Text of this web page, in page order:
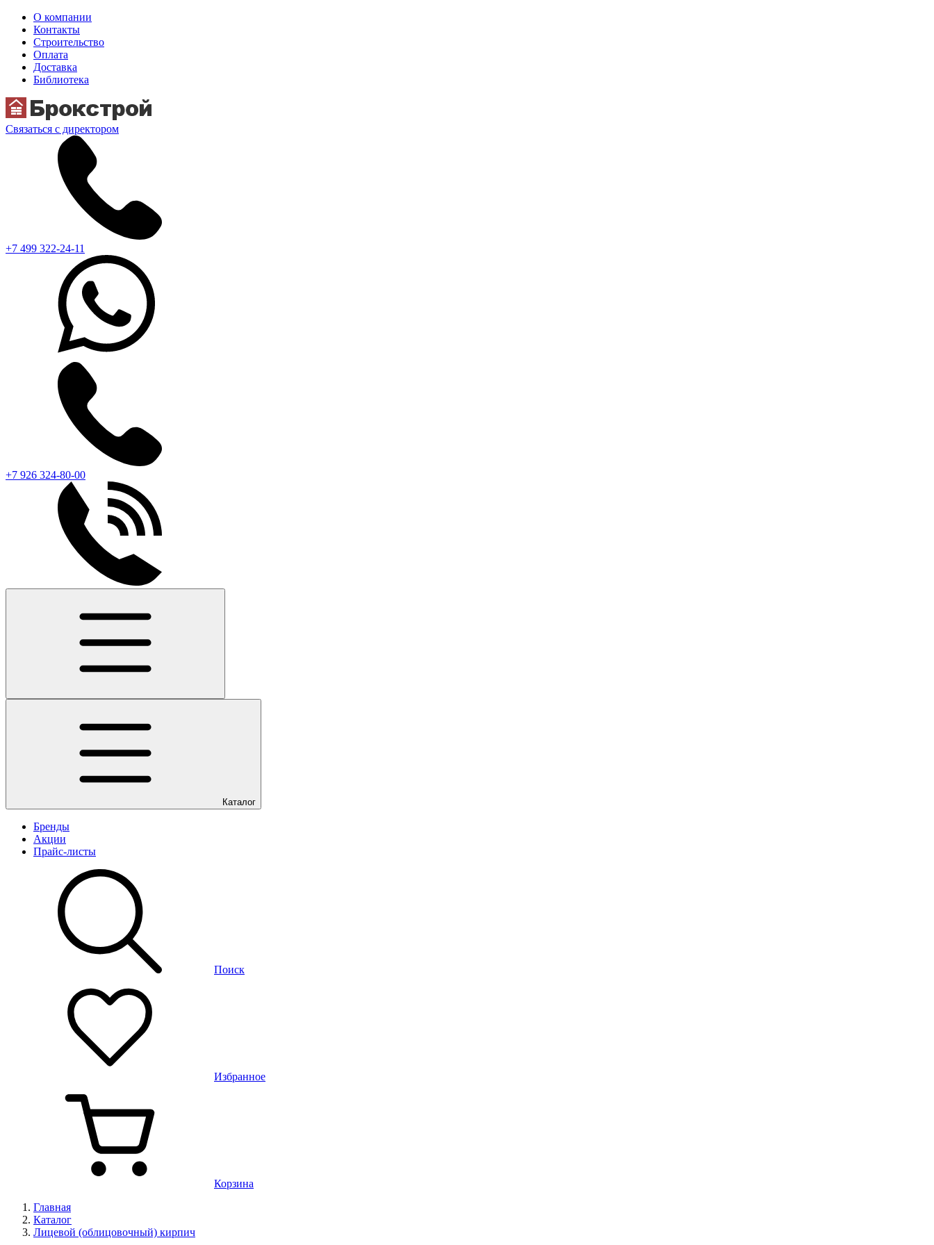
О компании
Контакты
Строительство
Оплата
Доставка
Библиотека
Связаться с директором
+7 499 322-24-11
+7 926 324-80-00
Каталог
Бренды
Акции
Прайс-листы
Поиск
Избранное
Корзина
Главная
Каталог
Лицевой (облицовочный) кирпич